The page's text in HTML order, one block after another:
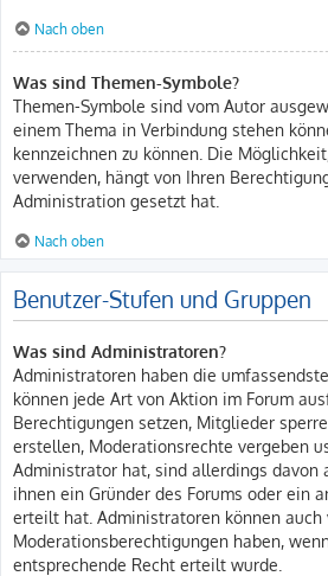
Nach oben
Was sind Themen-Symbole?
Themen-Symbole sind vom Autor
einem Thema in Verbindung stehen
kennzeichnen zu können. Die
verwenden, hängt von Ihren
Administration gesetzt hat.
Nach oben
Benutzer-Stufen und Gruppen
Was sind Administratoren?
Administratoren haben die
können jede Art von Aktion im Forum
Berechtigungen setzen, Mitglieder
erstellen, Moderationsrechte vergeben
Administrator hat, sind allerdings davon
ihnen ein Gründer des Forums oder ein
erteilt hat. Administratoren können auch
Moderationsberechtigungen haben,
entsprechende Recht erteilt wurde.